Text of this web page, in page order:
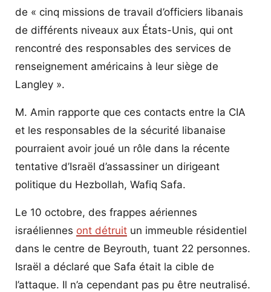
de « cinq missions de travail d’officiers libanais
de différents niveaux aux États-Unis, qui ont
rencontré des responsables des services de
renseignement américains à leur siège de
Langley ».
M. Amin rapporte que ces contacts entre la CIA
et les responsables de la sécurité libanaise
pourraient avoir joué un rôle dans la récente
tentative d’Israël d’assassiner un dirigeant
politique du Hezbollah, Wafiq Safa.
Le 10 octobre, des frappes aériennes
israéliennes ont détruit un immeuble résidentiel
dans le centre de Beyrouth, tuant 22 personnes.
Israël a déclaré que Safa était la cible de
l’attaque. Il n’a cependant pas pu être neutralisé.